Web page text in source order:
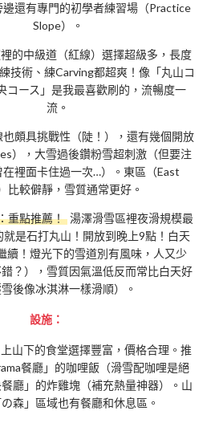
邊還有專門的初學者練習場（Practice
Slope）。
的中級道（紅線）選擇超級多，長度
技術、練Carving都超爽！像「丸山コ
コース」是我最喜歡刷的，流暢度一
流。
也頗具挑戰性（陡！），還有幾個開放
），大雪過後鑽粉雪超刺激（但要注
在裡面卡住過一次…）。東區（East
比較僻靜，雪質通常更好。
重點推薦！ 湯澤滑雪區裡夜滑規模最
就是石打丸山！開放到晚上9點！白天
續！燈光下的雪道別有風味，人又少
錯？），雪質因氣溫低反而常比白天好
雪後像冰淇淋一樣滑順）。
設施：
山下的食堂選擇豐富，價格合理。推
餐廳」的咖哩飯（滑雪配咖哩是絕
廳」的炸雞塊（補充熱量神器）。山
森」區域也有餐廳和休息區。